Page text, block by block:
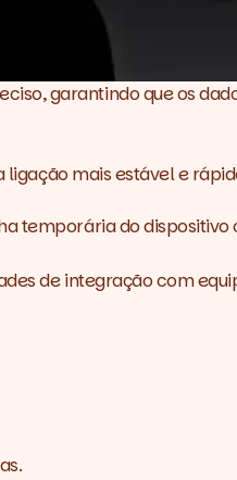
garantindo que os
mais estável e
temporária do
de integração com